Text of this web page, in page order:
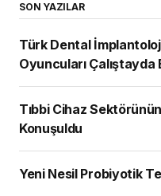
SON YAZILAR
Türk Dental
Oyuncuları Çalıştayda
Tıbbi Cihaz
Konuşuldu
Yeni Nesil Probiyotik